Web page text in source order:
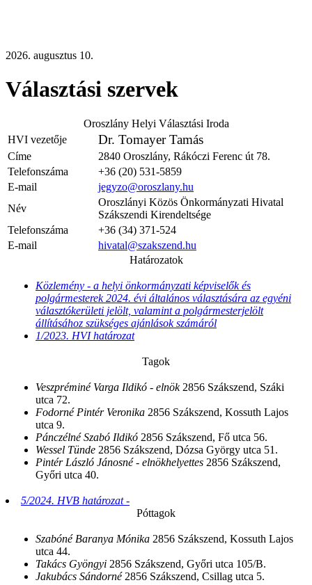
2026. augusztus 10.
Választási szervek
Oroszlány Helyi Választási Iroda
HVI vezetője
Dr. Tomayer Tamás
Címe
2840 Oroszlány, Rákóczi Ferenc út 78.
Telefonszáma
+36 (20) 531-5859
E-mail
jegyzo@oroszlany.hu
Név
Oroszlányi Közös Önkormányzati Hivatal
Szákszendi Kirendeltsége
Telefonszáma
+36 (34) 371-524
E-mail
hivatal@szakszend.hu
Határozatok
Közlemény - a helyi önkormányzati képviselők és
polgármesterek 2024. évi általános választására az egyéni
választókerületi jelölt, valamint a polgármesterjelölt
állításához szükséges ajánlások számáról
1/2023. HVI határozat
Tagok
Veszpréminé Varga Ildikó - elnök2856 Szákszend, Száki
utca 72.
Fodorné Pintér Veronika 2856 Szákszend, Kossuth Lajos
utca 9.
Pánczélné Szabó Ildikó 2856 Szákszend, Fő utca 56.
Wessel Tünde 2856 Szákszend, Dózsa György utca 51.
Pintér László Jánosné - elnökhelyettes 2856 Szákszend,
Győri utca 40.
5/2024. HVB határozat -
Póttagok
Szabóné Baranya Mónika 2856 Szákszend, Kossuth Lajos
utca 44.
Takács Gyöngyi 2856 Szákszend, Győri utca 105/B.
Jakubács Sándorné2856 Szákszend, Csillag utca 5.